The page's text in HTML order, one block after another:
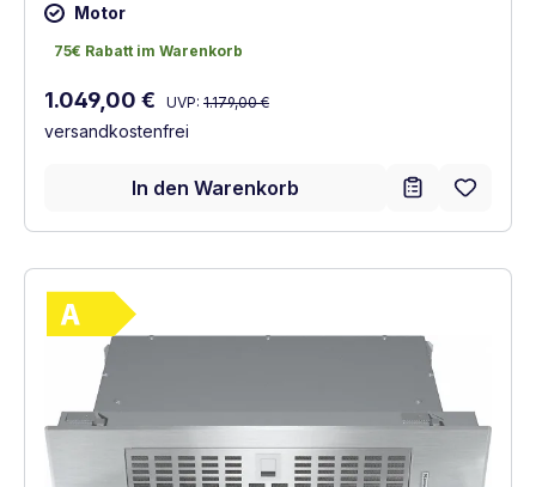
Motor
75€ Rabatt im Warenkorb
75€ Rabatt im Warenkorb
Verkaufspreis:
1.049,00 € Regulärer Preis:
UVP: 1.179,00 €
versandkostenfrei
In den Warenkorb